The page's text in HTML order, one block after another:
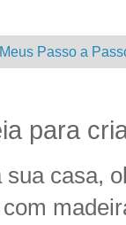
Meus Passo a
para
casa,